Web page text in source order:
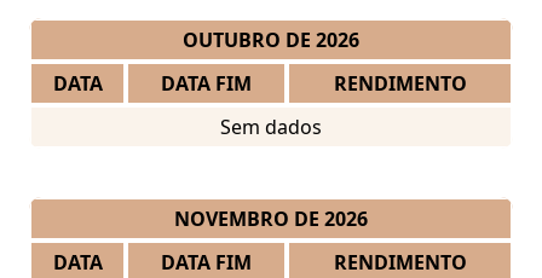
OUTUBRO DE 2026
DATA
DATA FIM
RENDIMENTO
Sem dados
NOVEMBRO DE 2026
DATA
DATA FIM
RENDIMENTO